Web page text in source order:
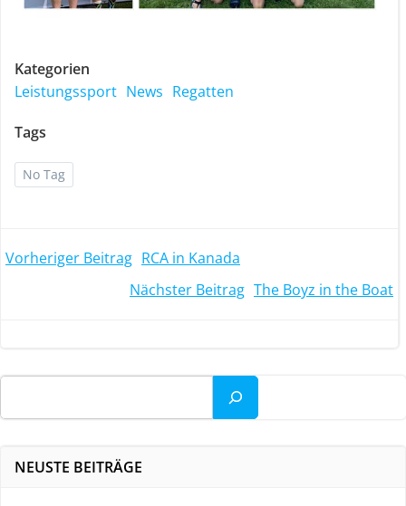
Kategorien
Leistungssport News Regatten
Tags
No Tag
Post
navigation
Vorheriger Beitrag RCA in Kanada
Nächster Beitrag The Boyz in the Boat
Suchen
NEUSTE BEITRÄGE